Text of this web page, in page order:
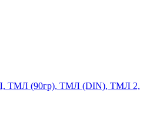
ТМЛ (90гр), ТМЛ (DIN), ТМЛ 2,